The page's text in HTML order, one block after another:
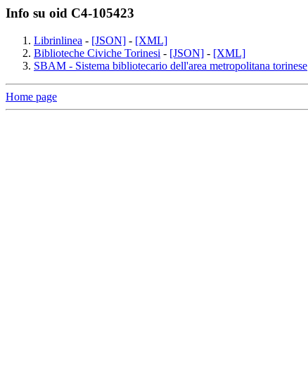
Info su oid C4-105423
Librinlinea - [JSON] - [XML]
Biblioteche Civiche Torinesi - [JSON] - [XML]
SBAM - Sistema bibliotecario dell'area metropolitana torinese
Home page